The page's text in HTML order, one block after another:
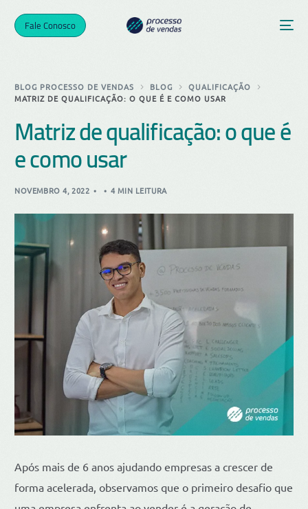
Fale Conosco
BLOG PROCESSO DE VENDAS BLOG
QUALIFICAÇÃO
MATRIZ DE QUALIFICAÇÃO: O QUE É E COMO USAR
Matriz de qualificação: o que é
e como usar
NOVEMBRO 4, 2022 4 MIN LEITURA
Após mais de 6 anos ajudando empresas a crescer de
forma acelerada, observamos que o primeiro desafio que